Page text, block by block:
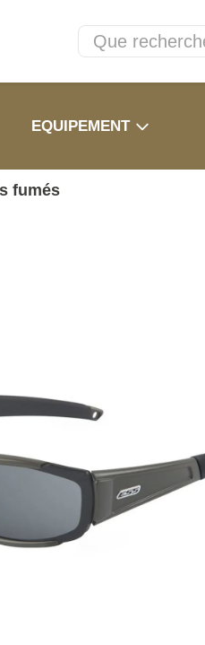
EQUIPEMENT
fumés